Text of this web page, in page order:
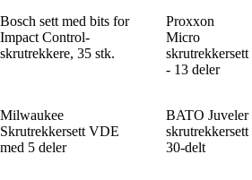
Bosch sett med bits for
Impact Control-
skrutrekkere, 35 stk.
Proxxon
Micro
skrutrekkersett
- 13 deler
Milwaukee
Skrutrekkersett VDE
med 5 deler
BATO Juveler
skrutrekkersett
30-delt